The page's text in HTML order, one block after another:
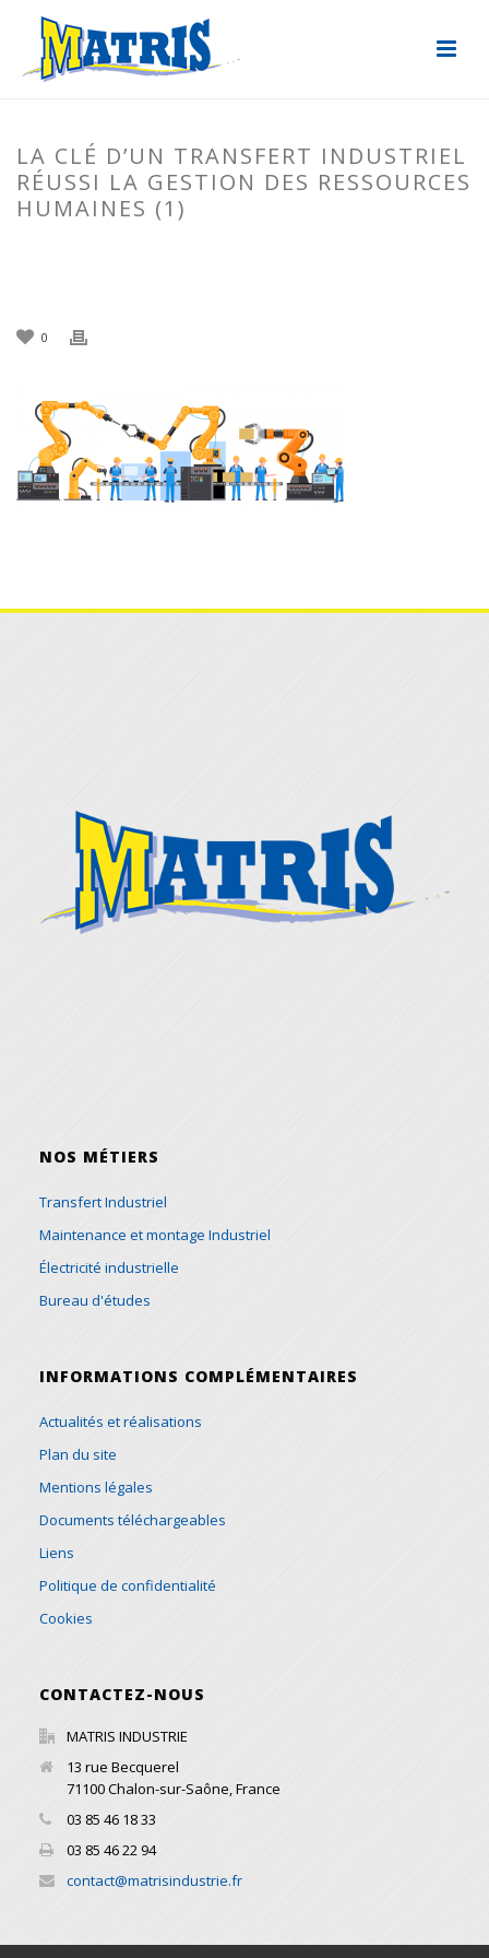
LA CLÉ D’UN TRANSFERT INDUSTRIEL
RÉUSSI LA GESTION DES RESSOURCES
HUMAINES (1)
0
NOS MÉTIERS
Transfert Industriel
Maintenance et montage Industriel
Électricité industrielle
Bureau d'études
INFORMATIONS COMPLÉMENTAIRES
Actualités et réalisations
Plan du site
Mentions légales
Documents téléchargeables
Liens
Politique de confidentialité
Cookies
CONTACTEZ-NOUS
MATRIS INDUSTRIE
13 rue Becquerel
71100Chalon-sur-Saône,France
03 85 46 18 33
03 85 46 22 94
contact@matrisindustrie.fr